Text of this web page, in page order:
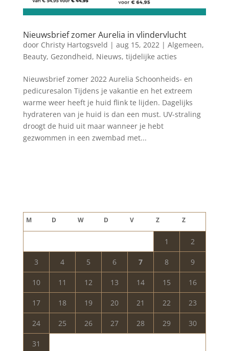
Nieuwsbrief zomer Aurelia in vlindervlucht
door Christy Hartogsveld | aug 15, 2022| Algemeen,
Beauty, Gezondheid, Nieuws, tijdelijke acties
Nieuwsbrief zomer 2022 Aurelia Schoonheids- en
pedicuresalon Tijdens je vakantie en het extreem
warme weer heeft je huid flink te lijden. Dagelijks
hydrateren van je huid is dan een must. UV-straling
droogt de huid uit maar wanneer je hebt
gezwommen in een zwembad met...
M D W D V Z Z
1 2
3 4 5 6 7 8 9
10 11 12 13 14 15 16
17 18 19 20 21 22 23
24 25 26 27 28 29 30
31